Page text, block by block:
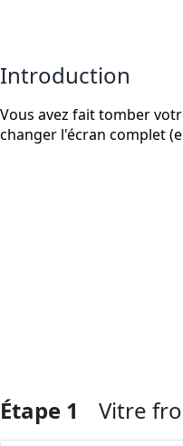
Introduction
Vous avez fait tomber
changer l'écran complet
Étape 1 Vitre